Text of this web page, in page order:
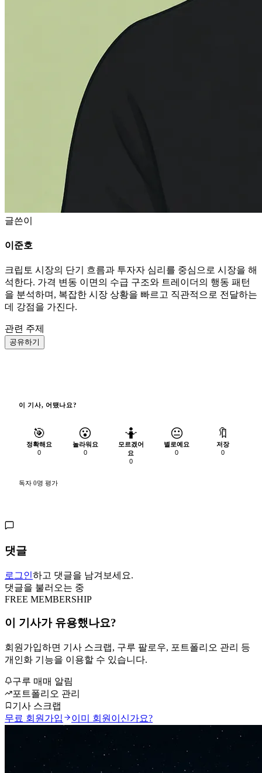
글쓴이
이준호
크립토 시장의 단기 흐름과 투자자 심리를 중심으로 시장을 해
석한다. 가격 변동 이면의 수급 구조와 트레이더의 행동 패턴
을 분석하며, 복잡한 시장 상황을 빠르고 직관적으로 전달하는
데 강점을 가진다.
관련 주제
공유하기
이 기사, 어땠나요?
🎯
정확해요
0
😮
놀라워요
0
🤷
모르겠어
요
0
😐
별로예요
0
🔖
저장
0
독자 0명 평가
댓글
로그인하고 댓글을 남겨보세요.
댓글을 불러오는 중
FREE MEMBERSHIP
이 기사가 유용했나요?
회원가입하면 기사 스크랩, 구루 팔로우, 포트폴리오 관리 등
개인화 기능을 이용할 수 있습니다.
구루 매매 알림
포트폴리오 관리
기사 스크랩
무료 회원가입
이미 회원이신가요?